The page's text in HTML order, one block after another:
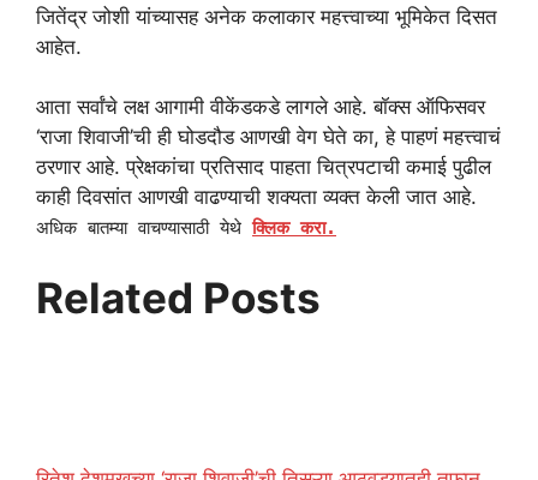
जितेंद्र जोशी यांच्यासह अनेक कलाकार महत्त्वाच्या भूमिकेत दिसत
आहेत.
आता सर्वांचे लक्ष आगामी वीकेंडकडे लागले आहे. बॉक्स ऑफिसवर
‘राजा शिवाजी’ची ही घोडदौड आणखी वेग घेते का, हे पाहणं महत्त्वाचं
ठरणार आहे. प्रेक्षकांचा प्रतिसाद पाहता चित्रपटाची कमाई पुढील
काही दिवसांत आणखी वाढण्याची शक्यता व्यक्त केली जात आहे.
अधिक बातम्या वाचण्यासाठी येथेक्लिक करा.
Related Posts